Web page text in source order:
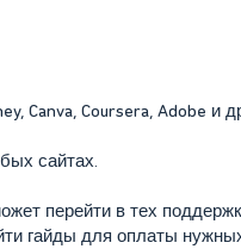
Canva, Coursera, Adobe и
сайтах.
перейти в тех
гайды для оплаты